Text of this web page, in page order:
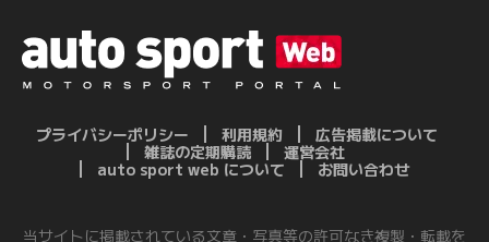
プライバシーポリシー 利用規約
広告掲載について
雑誌の定期購読
運営会社
auto sport web について
お問い合わせ
当サイトに掲載されている文章・写真等の許可なき複製・転載を